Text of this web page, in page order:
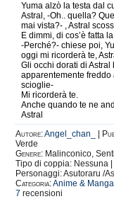
Yuma alzò la testa dal
Astral, -Oh.. quella?
mai vista?- , Astral
E dimmi, di cos’è fatta
-Perché?- chiese poi,
oggi mi ricorderà te,
Gli occhi dorati di
apparentemente freddo
scioglie-
Mi ricorderà te.
Anche quando te ne
Astral
Autore:Angel_chan_
Verde
Genere: Malinconico,
Tipo di coppia: Nessuna |
Personaggi: Asutoraru /
Categoria:Anime & Manga
7 recensioni